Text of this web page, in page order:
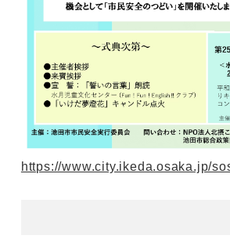
https://www.city.ikeda.osaka.jp/